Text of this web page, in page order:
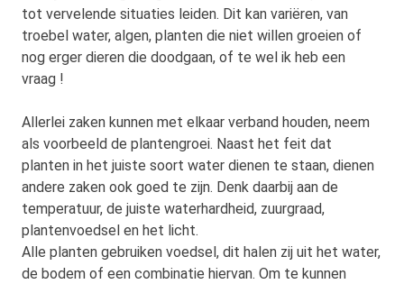
tot vervelende situaties leiden. Dit kan variëren, van
troebel water, algen, planten die niet willen groeien of
nog erger dieren die doodgaan, of te wel ik heb een
vraag !
Allerlei zaken kunnen met elkaar verband houden, neem
als voorbeeld de plantengroei. Naast het feit dat
planten in het juiste soort water dienen te staan, dienen
andere zaken ook goed te zijn. Denk daarbij aan de
temperatuur, de juiste waterhardheid, zuurgraad,
plantenvoedsel en het licht.
Alle planten gebruiken voedsel, dit halen zij uit het water,
de bodem of een combinatie hiervan. Om te kunnen